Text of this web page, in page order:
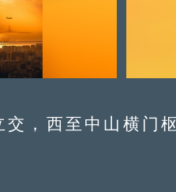
西至中山横门